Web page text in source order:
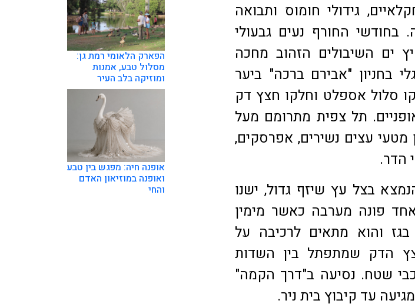
גידולי חומוס ותבואה
החורף נעים גבעולי
ים השיבולים הזהוב מחכה
בחניון "אבירם ברכה" ביער
חלקו סלול אספלט וחלקו חצץ דק
תל צפית מתרומם מעל
מטעי עצים נשירים, אפרסקים,
הדר.
בצל עץ שיזף גדול, ישנו
פונה מערבה כאשר מימין
והוא מתאים לרכיבה על
הדק שמתפתל בין השדות
שטח. נסיעה ב"דרך הקמה"
עד קיבוץ בית ניר.
הפארק הלאומי רמת גן:
מסלול טבע, אמנות
ומוזיקה בלב העיר
אופנה חיה: מפגש בין טבע
ואופנה במוזיאון האדם
והחי